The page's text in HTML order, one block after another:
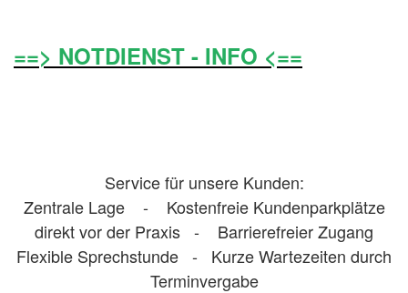
==> NOTDIENST - INFO <==
Service für unsere Kunden:
Zentrale Lage - Kostenfreie Kundenparkplätze
direkt vor der Praxis - Barrierefreier Zugang
Flexible Sprechstunde - Kurze Wartezeiten durch
Terminvergabe